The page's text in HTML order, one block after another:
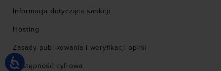
Informacja dotycząca sankcji
Hosting
Zasady publikowania i weryfikacji opinii
Dostępność cyfrowa